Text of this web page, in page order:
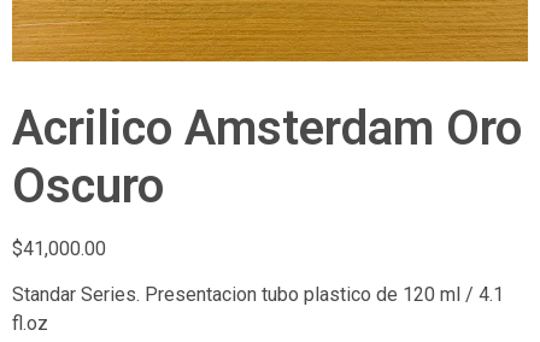
Acrilico Amsterdam Oro
Oscuro
$41,000.00
Standar Series. Presentacion tubo plastico de 120 ml / 4.1
fl.oz